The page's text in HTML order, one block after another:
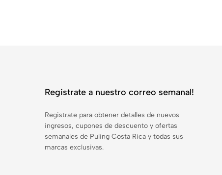
Registrate a nuestro correo semanal!
Registrate para obtener detalles de nuevos
ingresos, cupones de descuento y ofertas
semanales de Puling Costa Rica y todas sus
marcas exclusivas.